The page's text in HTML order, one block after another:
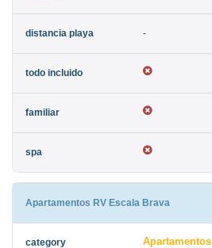
-
Apartamentos RV Escala Brava
Apartamentos